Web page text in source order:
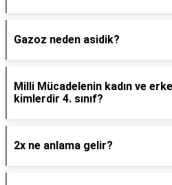
Gazoz neden asidik?
Milli Mücadelenin kadın ve
kimlerdir 4. sınıf?
2x ne anlama gelir?